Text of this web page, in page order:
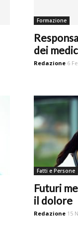
Formazione
dei
Redazione 6
Fatti e Persone
Futuri
il dolore
Redazione 15